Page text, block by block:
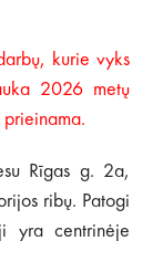
kurie vyks
2026 metų
prieinama.
Rīgas g. 2a,
ribų. Patogi
yra centrinėje